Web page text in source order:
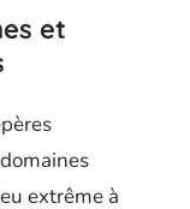
et
extrême à